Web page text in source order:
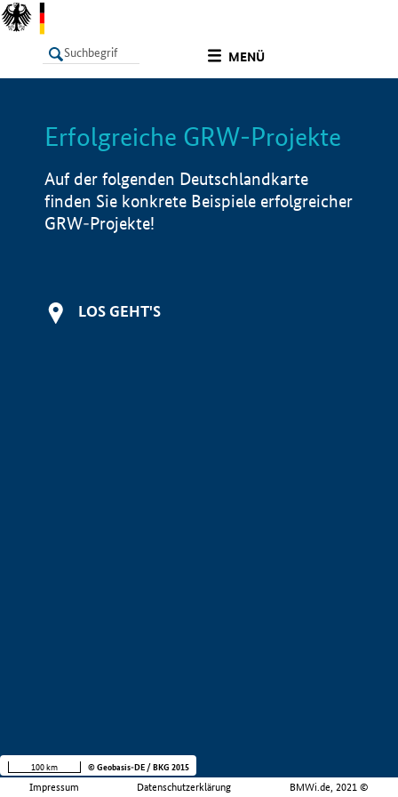
MENÜ
LISTE Info
Erfolgreiche GRW-Projekte
Auf der folgenden Deutschlandkarte
finden Sie konkrete Beispiele erfolgreicher
GRW-Projekte!
LOS GEHT'S
Impressum Datenschutzerklärung BMWi.de, 2021 ©
100 km © Geobasis-DE / BKG 2015